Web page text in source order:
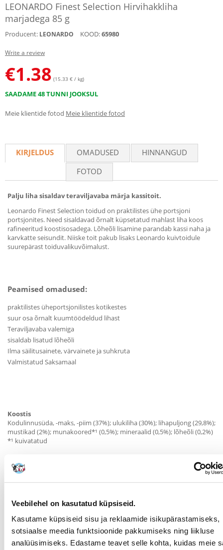
Veebilehel on kasutatud küpsiseid.
Kasutame küpsiseid sisu ja reklaamide isikupärastamiseks,
sotsiaalse meedia funktsioonide pakkumiseks ning liikluse
analüüsimiseks. Edastame teavet selle kohta, kuidas meie
LEONARDO Finest Selection Hirvihakkliha
marjadega 85 g
Producent: LEONARDO KOOD:65980
Write a review
€1.38 (15.33 € / kg)
SAADAME 48 TUNNI JOOKSUL
Meie klientide fotod Meie klientide fotod
KIRJELDUS OMADUSED
HINNANGUD
FOTOD
Palju liha sisaldav teraviljavaba märja kassitoit.
Leonardo Finest Selection toidud on praktilistes ühe portsjoni
portsjonites. Need sisaldavad õrnalt küpsetatud mahlast liha koos
rafineeritud koostisosadega. Lõheõli lisamine parandab kassi naha ja
karvkatte seisundit. Niiske toit pakub lisaks Leonardo kuivtoidule
suurepärast toiduvalikuvõimalust.
Peamised omadused:
praktilistes üheportsjonilistes kotikestes
suur osa õrnalt kuumtöödeldud lihast
Teraviljavaba valemiga
sisaldab lisatud lõheõli
Ilma säilitusainete, värvainete ja suhkruta
Valmistatud Saksamaal
Koostis
Kodulinnusüda, -maks, -piim (37%); ulukiliha (30%); lihapuljong (29,8%);
mustikad (2%); munakoored*¹ (0,5%); mineraalid (0,5%); lõheõli (0,2%)
*¹ kuivatatud
Valgud 11%; rasv 6%; toortuhk 2,1%; toorkiud 0,3%; niiskus 79%.
Lisandid kg kohta
D3-vitamiin 200 IU; E-vitamiin 50 mg; Tauriin 1000 mg; Mangaan
(tsinksulfaatmonohüdraadina) 20 mg; Jood (veevaba
kaltsiumjodaadina) 0,2 mg.